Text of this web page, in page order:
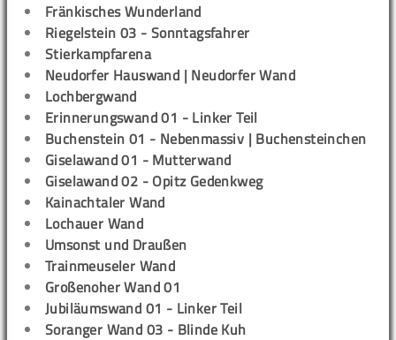
Fränkisches Wunderland
Riegelstein 03 - Sonntagsfahrer
Stierkampfarena
Neudorfer Hauswand | Neudorfer Wand
Lochbergwand
Erinnerungswand 01 - Linker Teil
Buchenstein 01 - Nebenmassiv | Buchensteinchen
Giselawand 01 - Mutterwand
Giselawand 02 - Opitz Gedenkweg
Kainachtaler Wand
Lochauer Wand
Umsonst und Draußen
Trainmeuseler Wand
Großenoher Wand 01
Jubiläumswand 01 - Linker Teil
Soranger Wand 03 - Blinde Kuh